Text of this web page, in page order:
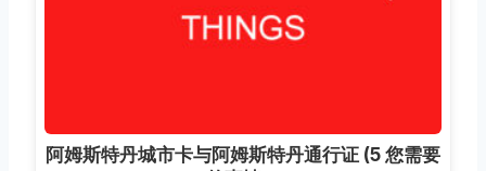
阿姆斯特丹城市卡与阿姆斯特丹通行证 (5 您需要